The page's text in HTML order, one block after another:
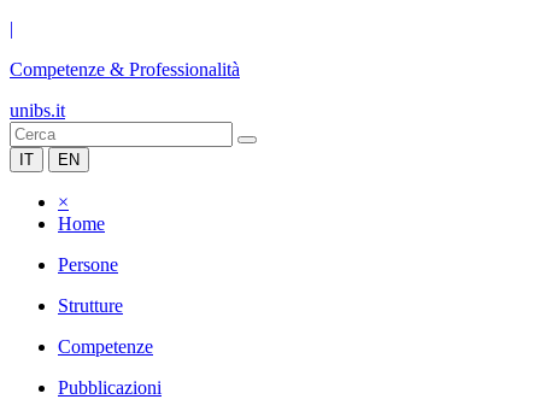
|
Competenze & Professionalità
unibs.it
IT EN
×
Home
Persone
Strutture
Competenze
Pubblicazioni